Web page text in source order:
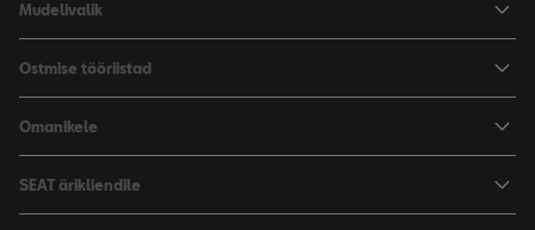
Mudelivalik
Leon
Leon Sportstourer
Ostmise tööriistad
Varustus ja tehnilised andmed
Broneeri proovisõit
Omanikele
Varuosad
SEAT ärikliendile